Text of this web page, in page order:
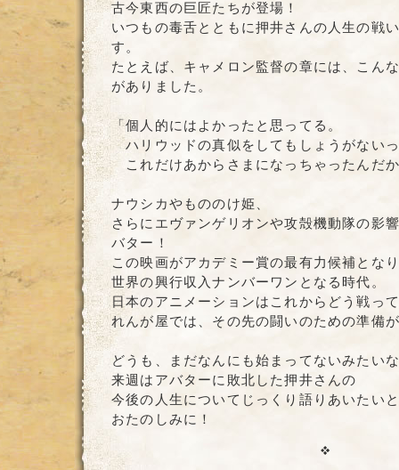
古今東西の巨匠たちが登場！
いつもの毒舌とともに押井さんの人生の戦
す。
たとえば、キャメロン監督の章には、こん
がありました。
「個人的にはよかったと思ってる。
ハリウッドの真似をしてもしょうがない
これだけあからさまになっちゃったんだ
ナウシカやもののけ姫、
さらにエヴァンゲリオンや攻殻機動隊の影
バター！
この映画がアカデミー賞の最有力候補とな
世界の興行収入ナンバーワンとなる時代。
日本のアニメーションはこれからどう戦っ
れんが屋では、その先の闘いのための準備
どうも、まだなんにも始まってないみたい
来週はアバターに敗北した押井さんの
今後の人生についてじっくり語りあいたい
おたのしみに！